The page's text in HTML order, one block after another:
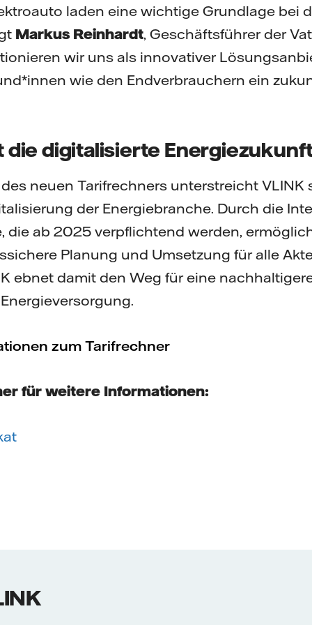
laden eine wichtige Grundlage bei
Markus Reinhardt, Geschäftsführer der
wir uns als innovativer
wie den Endverbrauchern ein
die digitalisierte
neuen Tarifrechners unterstreicht VLINK
der Energiebranche. Durch die
die ab 2025 verpflichtend werden,
Planung und Umsetzung für alle
ebnet damit den Weg für eine
zum Tarifrechner
für weitere Informationen: